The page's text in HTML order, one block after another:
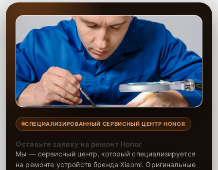
СПЕЦИАЛИЗИРОВАННЫЙ СЕРВИСНЫЙ ЦЕНТР HONOR
Оставьте заявку на ремонт Honor
Мы — сервисный центр, который специализируется
на ремонте устройств бренда Xiaomi. Оригинальные